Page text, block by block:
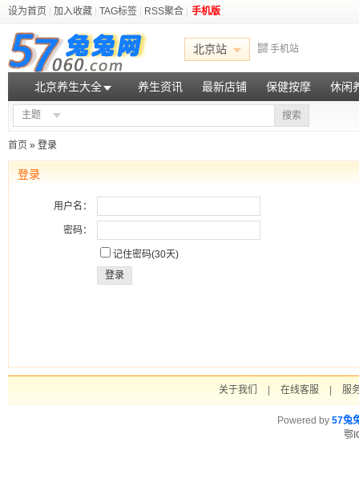
设为首页 加入收藏 TAG标签 RSS聚合 手机版
北京站 手机站
北京养生大全 养生资讯 最新店铺 保健按摩 休闲
主题 搜索
首页 » 登录
登录
用户名：
密码：
记住密码(30天)
登录
关于我们 在线客服 服
Powered by 57兔
鄂